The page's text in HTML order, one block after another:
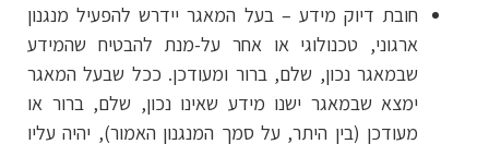
חובת דיוק מידע – בעל המאגר יידרש להפעיל מנגנון
ארגוני, טכנולוגי או אחר על-מנת להבטיח שהמידע
שבמאגר נכון, שלם, ברור ומעודכן. ככל שבעל המאגר
ימצא שבמאגר ישנו מידע שאינו נכון, שלם, ברור או
מעודכן (בין היתר, על סמך המנגנון האמור), יהיה עליו